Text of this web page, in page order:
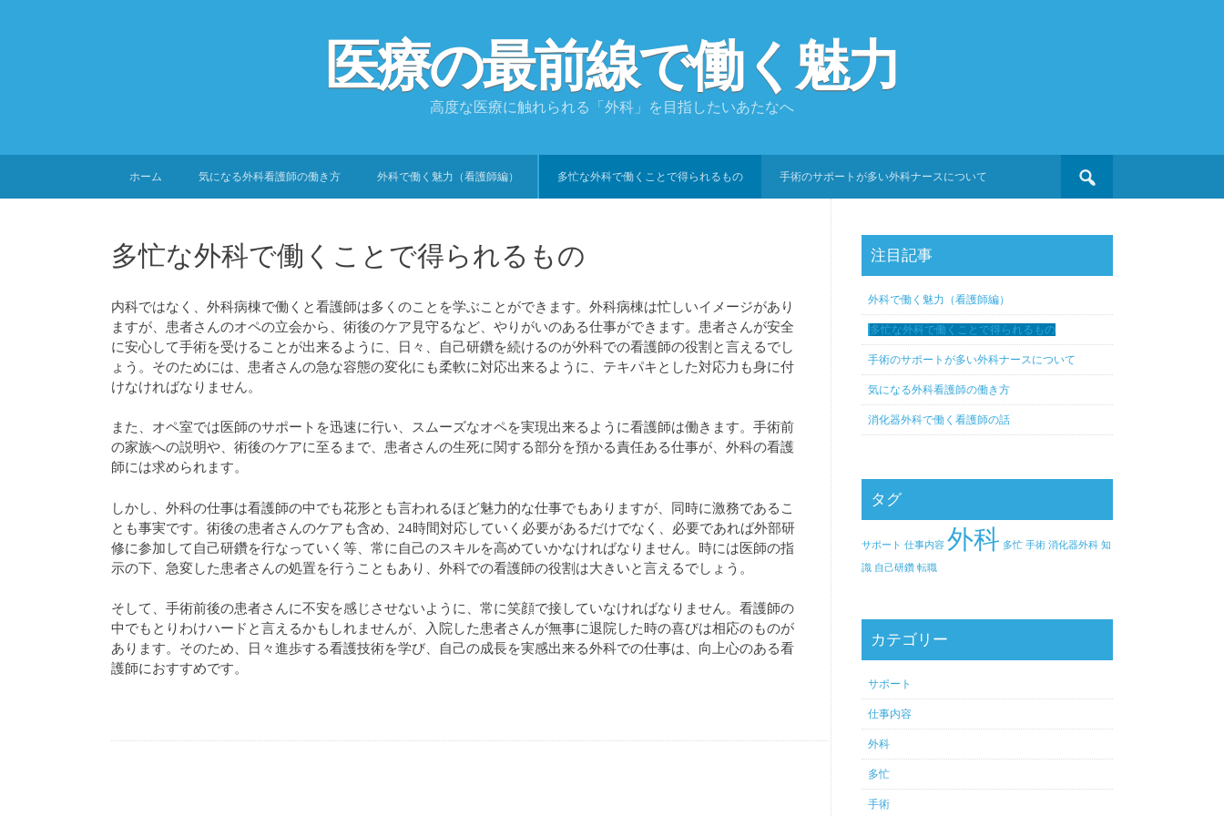
医療の最前線で働く魅力
高度な医療に触れられる「外科」を目指したいあたなへ
SKIP
ホーム 気になる外科看護師の働き方 外科で働く魅力（看護師編） 多忙な外科で働くことで得られるもの 手術のサポートが多い外科ナースについて
多忙な外科で働くことで得られるもの
内科ではなく、外科病棟で働くと看護師は多くのことを学ぶことができます。外科病棟は忙しいイメージがあり
ますが、患者さんのオペの立会から、術後のケア見守るなど、やりがいのある仕事ができます。患者さんが安全
に安心して手術を受けることが出来るように、日々、自己研鑽を続けるのが外科での看護師の役割と言えるでし
ょう。そのためには、患者さんの急な容態の変化にも柔軟に対応出来るように、テキパキとした対応力も身に付
けなければなりません。
また、オペ室では医師のサポートを迅速に行い、スムーズなオペを実現出来るように看護師は働きます。手術前
の家族への説明や、術後のケアに至るまで、患者さんの生死に関する部分を預かる責任ある仕事が、外科の看護
師には求められます。
しかし、外科の仕事は看護師の中でも花形とも言われるほど魅力的な仕事でもありますが、同時に激務であるこ
とも事実です。術後の患者さんのケアも含め、24時間対応していく必要があるだけでなく、必要であれば外部研
修に参加して自己研鑽を行なっていく等、常に自己のスキルを高めていかなければなりません。時には医師の指
示の下、急変した患者さんの処置を行うこともあり、外科での看護師の役割は大きいと言えるでしょう。
そして、手術前後の患者さんに不安を感じさせないように、常に笑顔で接していなければなりません。看護師の
中でもとりわけハードと言えるかもしれませんが、入院した患者さんが無事に退院した時の喜びは相応のものが
あります。そのため、日々進歩する看護技術を学び、自己の成長を実感出来る外科での仕事は、向上心のある看
護師におすすめです。
注目記事
外科で働く魅力（看護師編）
多忙な外科で働くことで得られるもの
手術のサポートが多い外科ナースについて
気になる外科看護師の働き方
消化器外科で働く看護師の話
タグ
サポート 仕事内容 外科 多忙 手術 消化器外科 知
識 自己研鑽 転職
カテゴリー
サポート
仕事内容
外科
多忙
手術